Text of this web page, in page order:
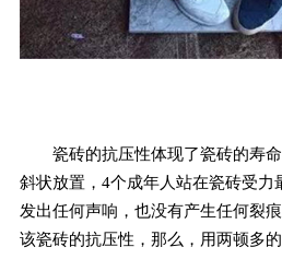
瓷砖的抗压性体现了瓷砖的寿命
斜状放置，4个成年人站在瓷砖受力
发出任何声响，也没有产生任何裂
该瓷砖的抗压性，那么，用两顿多